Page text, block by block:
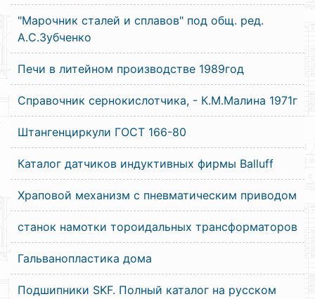
"Марочник сталей и сплавов" под общ. ред.
А.С.Зубченко
Печи в литейном производстве 1989год
Справочник сернокислотчика, - К.М.Малина 1971г
Штангенциркули ГОСТ 166-80
Каталог датчиков индуктивных фирмы Balluff
Храповой механизм с пневматическим приводом
станок намотки тороидальных трансформаторов
Гальванопластика дома
Подшипники SKF. Полный каталог на русском